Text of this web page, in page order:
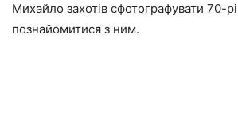
Михайло захотів сфотографувати 70-
познайомитися з ним.